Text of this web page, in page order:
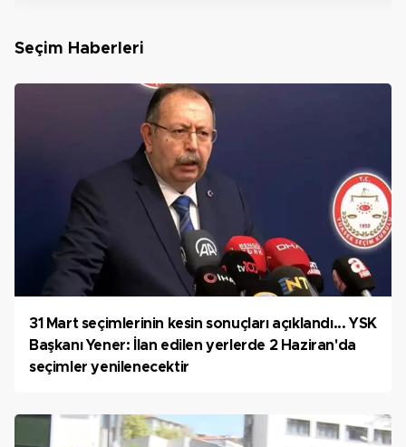
Seçim Haberleri
31 Mart seçimlerinin kesin sonuçları açıklandı... YSK
Başkanı Yener: İlan edilen yerlerde 2 Haziran'da
seçimler yenilenecektir